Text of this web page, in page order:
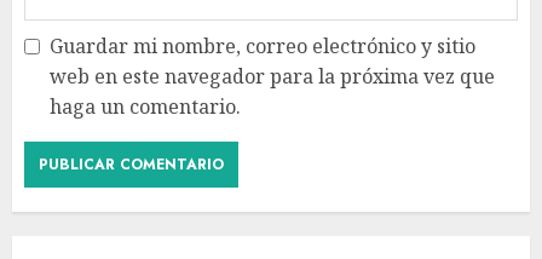
Guardar mi nombre, correo electrónico y sitio
web en este navegador para la próxima vez que
haga un comentario.